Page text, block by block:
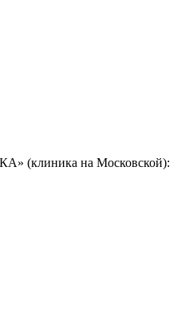
на Московской):